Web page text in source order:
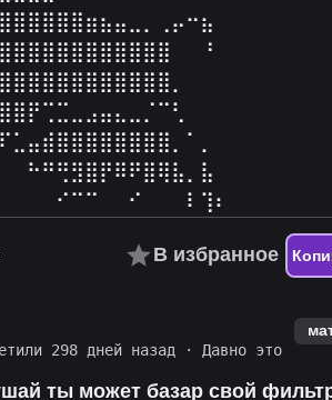
В избранное
298 дней назад ·
Давно это
ты может базар свой